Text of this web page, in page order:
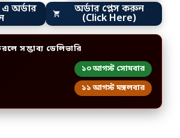
অর্ডার
অর্ডার প্লেস করুন
(Click Here)
সম্ভাব্য ডেলিভারি
১০ আগস্ট সোমবার
১১ আগস্ট মঙ্গলবার